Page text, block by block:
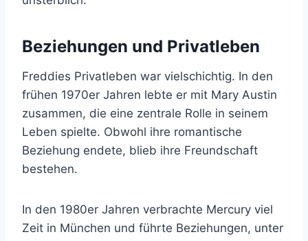
Beziehungen und Privatleben
Freddies Privatleben war vielschichtig. In den
frühen 1970er Jahren lebte er mit Mary Austin
zusammen, die eine zentrale Rolle in seinem
Leben spielte. Obwohl ihre romantische
Beziehung endete, blieb ihre Freundschaft
bestehen.
In den 1980er Jahren verbrachte Mercury viel
Zeit in München und führte Beziehungen, unter